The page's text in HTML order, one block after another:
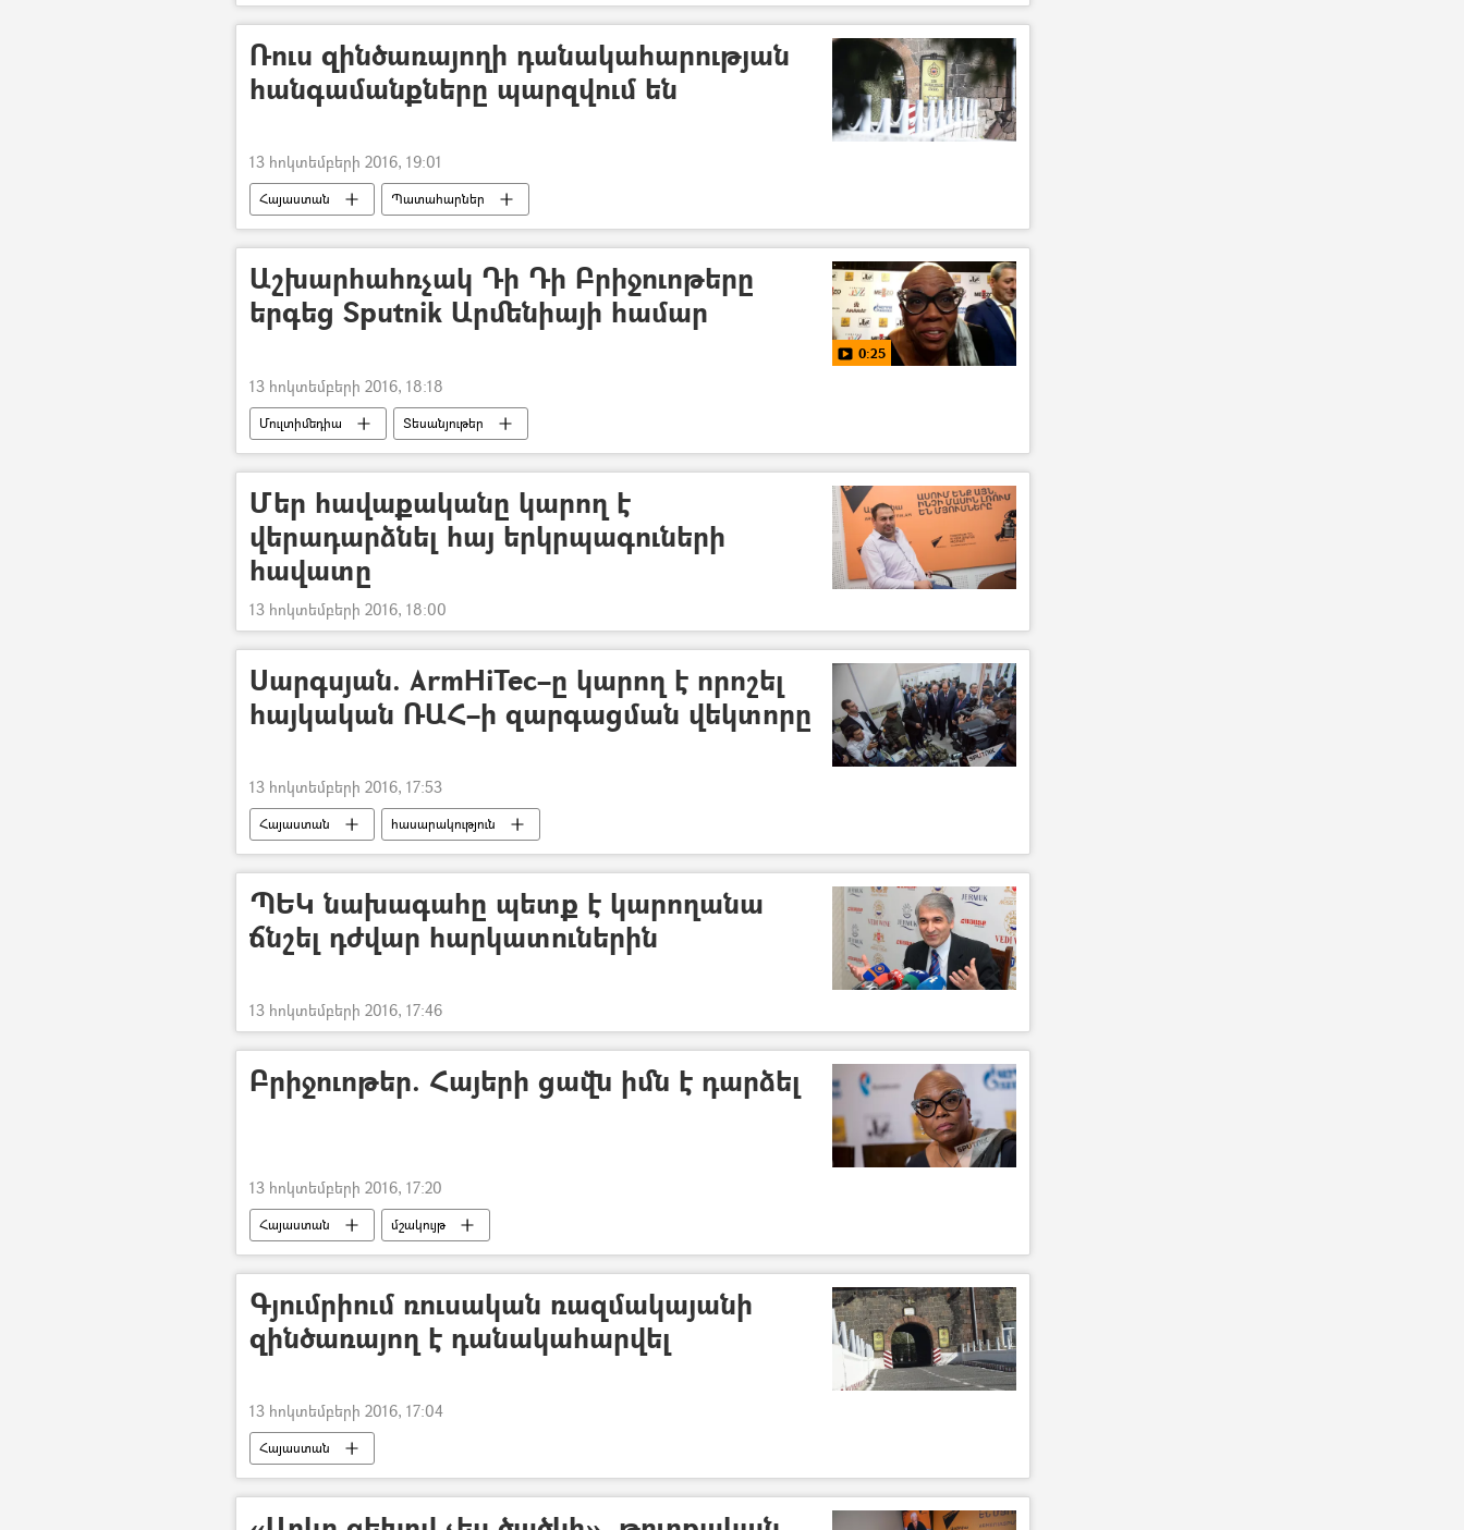
Ռուս զինծառայողի դանակահարության
հանգամանքները պարզվում են
13 հոկտեմբերի 2016, 19:01
Հայաստան Պատահարներ
Աշխարհահռչակ Դի Դի Բրիջուոթերը
երգեց Sputnik Արմենիայի համար
0:25
13 հոկտեմբերի 2016, 18:18
Մուլտիմեդիա Տեսանյութեր
Մեր հավաքականը կարող է
վերադարձնել հայ երկրպագուների
հավատը
13 հոկտեմբերի 2016, 18:00
Սարգսյան. ArmHiTec–ը կարող է որոշել
հայկական ՌԱՀ–ի զարգացման վեկտորը
13 հոկտեմբերի 2016, 17:53
Հայաստան հասարակություն
ՊԵԿ նախագահը պետք է կարողանա
ճնշել դժվար հարկատուներին
13 հոկտեմբերի 2016, 17:46
Բրիջուոթեր. Հայերի ցավն իմն է դարձել
13 հոկտեմբերի 2016, 17:20
Հայաստան մշակույթ
Գյումրիում ռուսական ռազմակայանի
զինծառայող է դանակահարվել
13 հոկտեմբերի 2016, 17:04
Հայաստան